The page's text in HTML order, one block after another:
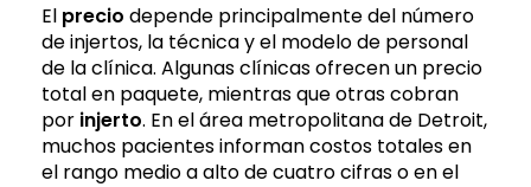
El precio depende principalmente del número
de injertos, la técnica y el modelo de personal
de la clínica. Algunas clínicas ofrecen un precio
total en paquete, mientras que otras cobran
por injerto. En el área metropolitana de Detroit,
muchos pacientes informan costos totales en
el rango medio a alto de cuatro cifras o en el